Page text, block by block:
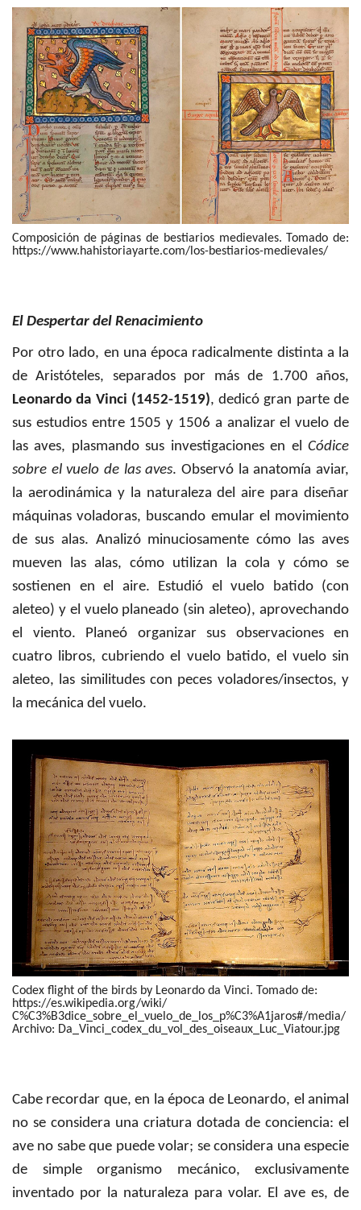
Composición de páginas de bestiarios medievales. Tomado de:
https://www.hahistoriayarte.com/los-bestiarios-medievales/
El Despertar del Renacimiento
Por otro lado, en una época radicalmente distinta a la
de Aristóteles, separados por más de 1.700 años,
Leonardo da Vinci (1452-1519), dedicó gran parte de
sus estudios entre 1505 y 1506 a analizar el vuelo de
las aves, plasmando sus investigaciones en el Códice
sobre el vuelo de las aves. Observó la anatomía aviar,
la aerodinámica y la naturaleza del aire para diseñar
máquinas voladoras, buscando emular el movimiento
de sus alas. Analizó minuciosamente cómo las aves
mueven las alas, cómo utilizan la cola y cómo se
sostienen en el aire. Estudió el vuelo batido (con
aleteo) y el vuelo planeado (sin aleteo), aprovechando
el viento. Planeó organizar sus observaciones en
cuatro libros, cubriendo el vuelo batido, el vuelo sin
aleteo, las similitudes con peces voladores/insectos, y
la mecánica del vuelo.
Codex flight of the birds by Leonardo da Vinci. Tomado de:
https://es.wikipedia.org/wiki/
C%C3%B3dice_sobre_el_vuelo_de_los_p%C3%A1jaros#/media/
Archivo: Da_Vinci_codex_du_vol_des_oiseaux_Luc_Viatour.jpg
Cabe recordar que, en la época de Leonardo, el animal
no se considera una criatura dotada de conciencia: el
ave no sabe que puede volar; se considera una especie
de simple organismo mecánico, exclusivamente
inventado por la naturaleza para volar. El ave es, de